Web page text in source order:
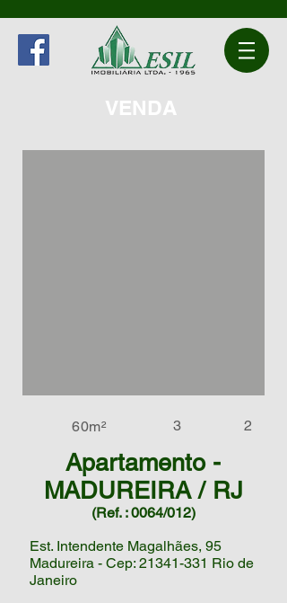
VENDA
60m² 3 2
Apartamento -
MADUREIRA / RJ
(Ref. : 0064/012)
Est. Intendente Magalhães, 95
Madureira - Cep: 21341-331 Rio de
Janeiro